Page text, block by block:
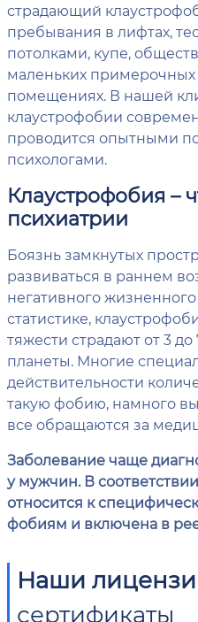
страдающий
пребывания в лифтах,
потолками, купе,
маленьких
помещениях. В нашей
клаустрофобии
проводится опытными
психологами.
Клаустрофобия –
психиатрии
Боязнь замкнутых
развиваться в раннем
негативного
статистике,
тяжести страдают от 3
планеты. Многие
действительности
такую фобию, намного
все обращаются за
Заболевание чаще
у мужчин. В
относится к
фобиям и включена в
Наши
сертификаты